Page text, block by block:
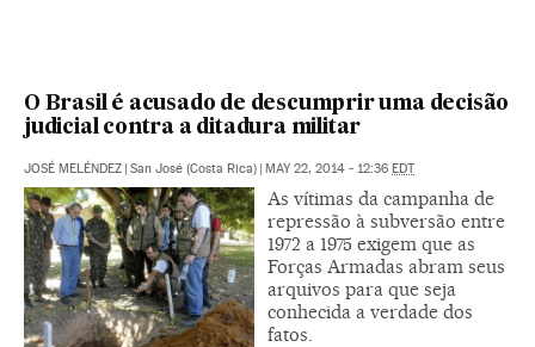
O Brasil é acusado de descumprir uma decisão
judicial contra a ditadura militar
JOSÉ MELÉNDEZ | San José (Costa Rica) | MAY 22, 2014 - 12:36 EDT
As vítimas da campanha de
repressão à subversão entre
1972 a 1975 exigem que as
Forças Armadas abram seus
arquivos para que seja
conhecida a verdade dos
fatos.